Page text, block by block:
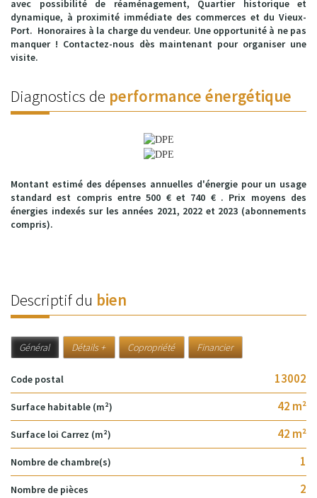
avec possibilité de réaménagement, Quartier historique et
dynamique, à proximité immédiate des commerces et du Vieux-
Port. Honoraires à la charge du vendeur. Une opportunité à ne pas
manquer ! Contactez-nous dès maintenant pour organiser une
visite.
Diagnostics de performance énergétique
Montant estimé des dépenses annuelles d'énergie pour un usage
standard est compris entre 500 € et 740 € . Prix moyens des
énergies indexés sur les années 2021, 2022 et 2023 (abonnements
compris).
Descriptif du bien
Général Détails + Copropriété Financier
Code postal 13002
Surface habitable (m²) 42 m²
Surface loi Carrez (m²) 42 m²
Nombre de chambre(s) 1
Nombre de pièces 2